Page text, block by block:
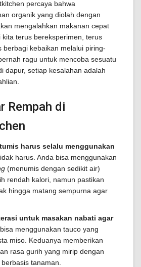
percaya bahwa
organik yang diolah dengan
mengalahkan makanan cepat
terus bereksperimen, terus
berbagi kebaikan melalui piring-
ragu untuk mencoba sesuatu
dapur, setiap kesalahan adalah
Rempah di
harus selalu menggunakan
harus. Anda bisa menggunakan
(menumis dengan sedikit air)
rendah kalori, namun pastikan
hingga matang sempurna agar
untuk masakan nabati agar
menggunakan tauco yang
miso. Keduanya memberikan
rasa gurih yang mirip dengan
tanaman.